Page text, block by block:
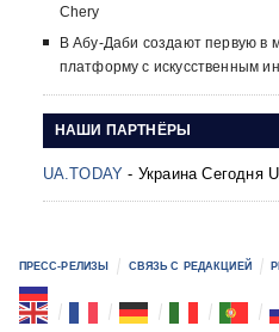
Chery
В Абу-Даби создают первую в
платформу с искусственным
НАШИ ПАРТНЁРЫ
UA.TODAY - Украина Сегодня
ПРЕСС-РЕЛИЗЫ СВЯЗЬ С РЕДАКЦИЕЙ